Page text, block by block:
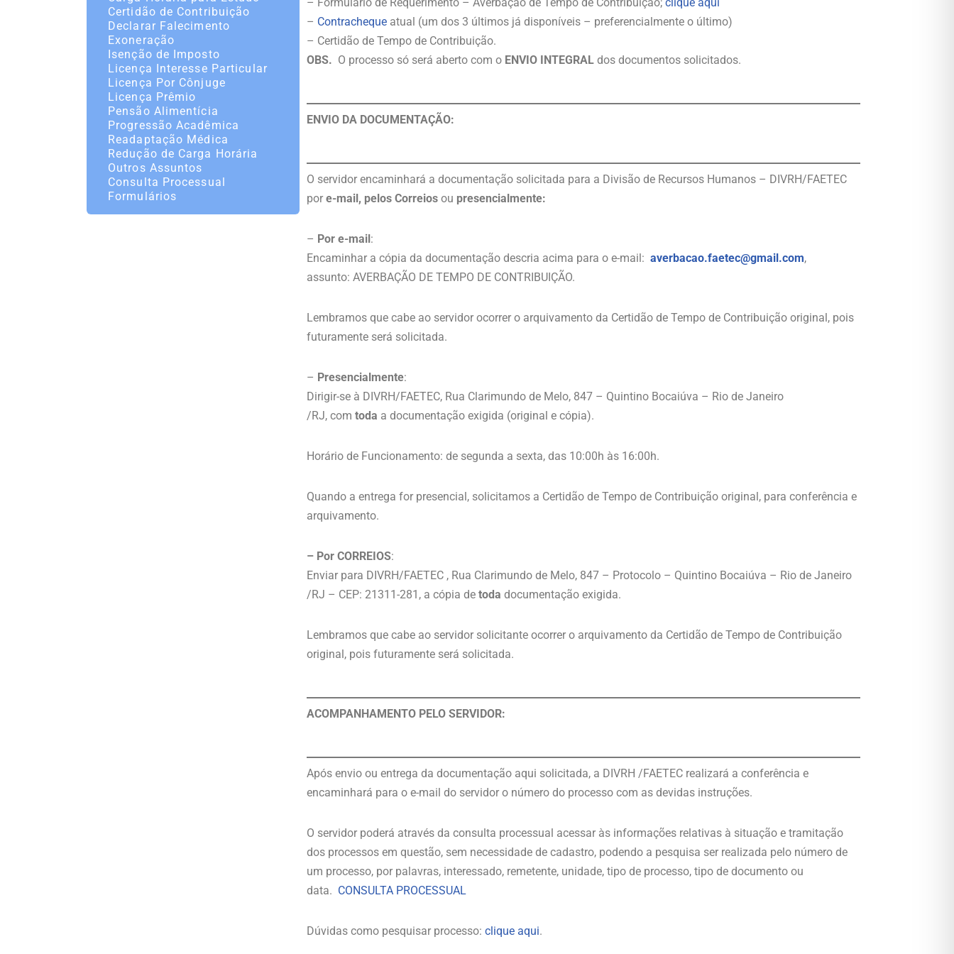
Certidão de Contribuição
Declarar Falecimento
Exoneração
Isenção de Imposto
Licença Interesse Particular
Licença Por Cônjuge
Licença Prêmio
Pensão Alimentícia
Progressão Acadêmica
Readaptação Médica
Redução de Carga Horária
Outros Assuntos
Consulta Processual
Formulários
– Contracheque atual (um dos 3 últimos já disponíveis – preferencialmente o último)
– Certidão de Tempo de Contribuição.
OBS. O processo só será aberto com o ENVIO INTEGRAL dos documentos solicitados.
ENVIO DA DOCUMENTAÇÃO:
O servidor encaminhará a documentação solicitada para a Divisão de Recursos Humanos – DIVRH/FAETEC
por e-mail, pelos Correios ou presencialmente:
– Por e-mail:
Encaminhar a cópia da documentação descria acima para o e-mail: averbacao.faetec@gmail.com,
assunto: AVERBAÇÃO DE TEMPO DE CONTRIBUIÇÃO.
Lembramos que cabe ao servidor ocorrer o arquivamento da Certidão de Tempo de Contribuição original, pois
futuramente será solicitada.
– Presencialmente:
Dirigir-se à DIVRH/FAETEC, Rua Clarimundo de Melo, 847 – Quintino Bocaiúva – Rio de Janeiro
/RJ, com toda a documentação exigida (original e cópia).
Horário de Funcionamento: de segunda a sexta, das 10:00h às 16:00h.
Quando a entrega for presencial, solicitamos a Certidão de Tempo de Contribuição original, para conferência e
arquivamento.
– Por CORREIOS:
Enviar para DIVRH/FAETEC , Rua Clarimundo de Melo, 847 – Protocolo – Quintino Bocaiúva – Rio de Janeiro
/RJ – CEP: 21311-281, a cópia de toda documentação exigida.
Lembramos que cabe ao servidor solicitante ocorrer o arquivamento da Certidão de Tempo de Contribuição
original, pois futuramente será solicitada.
ACOMPANHAMENTO PELO SERVIDOR:
Após envio ou entrega da documentação aqui solicitada, a DIVRH /FAETEC realizará a conferência e
encaminhará para o e-mail do servidor o número do processo com as devidas instruções.
O servidor poderá através da consulta processual acessar às informações relativas à situação e tramitação
dos processos em questão, sem necessidade de cadastro, podendo a pesquisa ser realizada pelo número de
um processo, por palavras, interessado, remetente, unidade, tipo de processo, tipo de documento ou
data. CONSULTA PROCESSUAL
Dúvidas como pesquisar processo: clique aqui.